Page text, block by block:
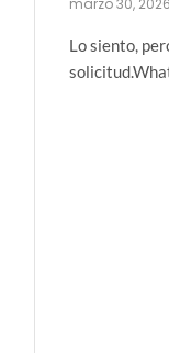
marzo 30, 2026
Lo siento,